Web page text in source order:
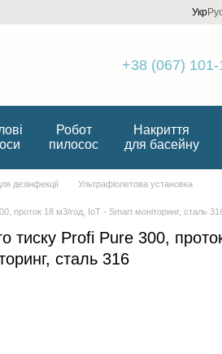
Укр
+38 (067)
Робот
пилосос
Накриття
для басейну
дезінфекції
Ультрафіолетова установка
проток 18 м3/год, IoT - Smart моніторинг, сталь
тиску Profi Pure 300,
сталь 316